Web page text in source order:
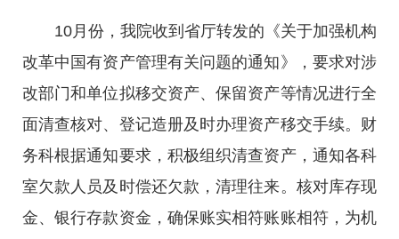
10月份，我院收到省厅转发的《关于加强机构
改革中国有资产管理有关问题的通知》，要求对涉
改部门和单位拟移交资产、保留资产等情况进行全
面清查核对、登记造册及时办理资产移交手续。财
务科根据通知要求，积极组织清查资产，通知各科
室欠款人员及时偿还欠款，清理往来。核对库存现
金、银行存款资金，确保账实相符账账相符，为机